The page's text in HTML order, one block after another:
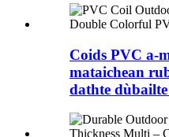
Coids PVC a-
mataichean
dathte